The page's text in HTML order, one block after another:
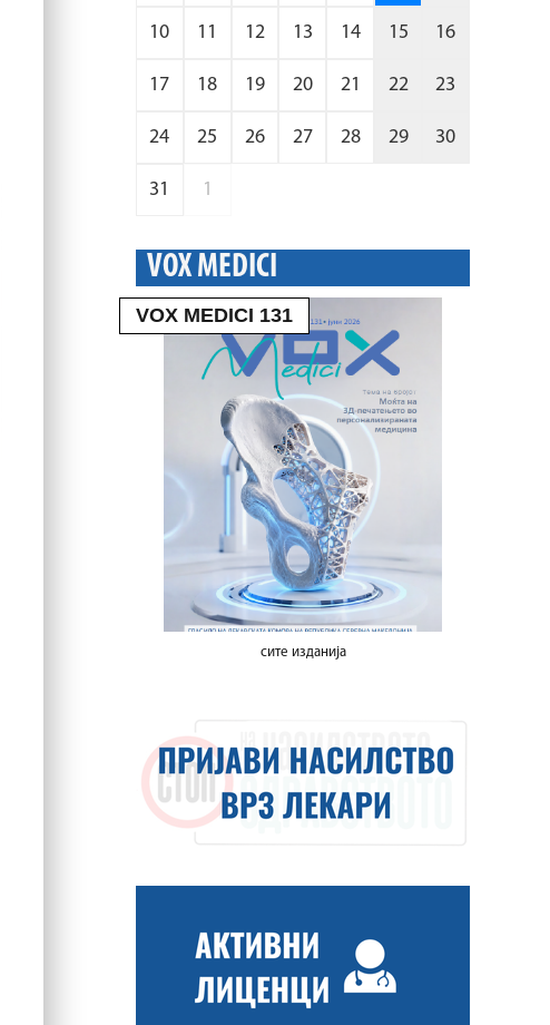
10 11 12 13 14 15 16
17 18 19 20 21 22 23
24 25 26 27 28 29 30
31 1
VOX MEDICI
VOX MEDICI 131
сите изданија